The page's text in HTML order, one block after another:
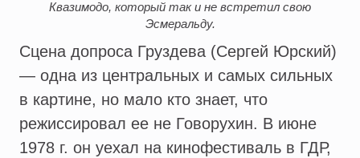
Квазимодо, который так и не встретил свою
Эсмеральду.
Сцена допроса Груздева (Сергей Юрский)
— одна из центральных и самых сильных
в картине, но мало кто знает, что
режиссировал ее не Говорухин. В июне
1978 г. он уехал на кинофестиваль в ГДР,